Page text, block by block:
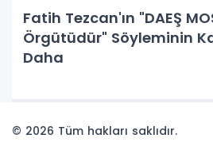
Fatih Tezcan'ın "DAEŞ
Örgütüdür" Söyleminin
Daha
© 2026 Tüm hakları saklıdır.